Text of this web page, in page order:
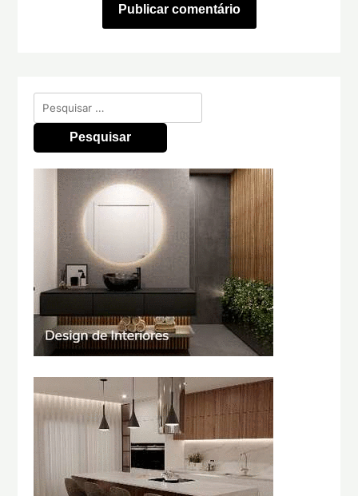
Pesquisar
por: